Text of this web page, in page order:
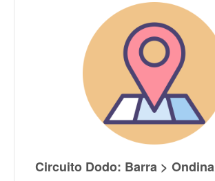
Circuito Dodo: Barra > Ondina